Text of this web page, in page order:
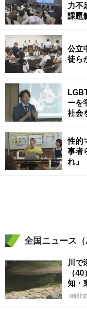
力不
課題
公立
徒ら
ーを
社会
性的
事者
れ」
全国ニュース（
川で
（
知・
3時間